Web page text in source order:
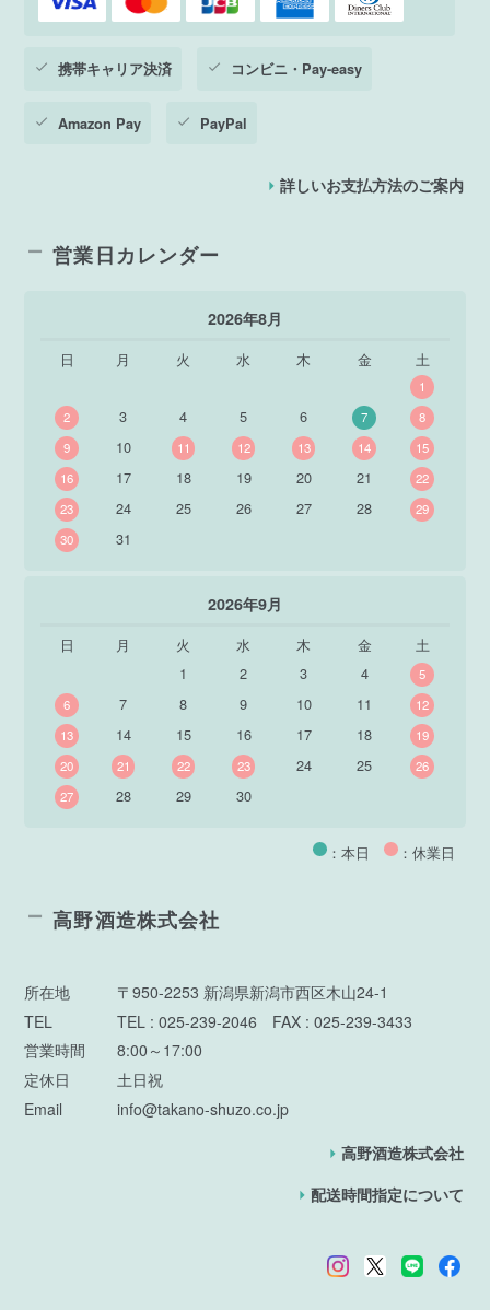
携帯キャリア決済 コンビニ・Pay-easy
Amazon Pay PayPal
詳しいお支払方法のご案内
営業日カレンダー
2026年8月
日 月 火 水 木 金 土
1
2
3 4 5 6 7
8
9
10 11 12 13 14
15
16
17 18 19 20 21
22
23
24 25 26 27 28
29
30
31
2026年9月
日 月 火 水 木 金
土
1
2 3 4
5
6
7 8 9 10 11
12
13
14 15 16 17 18
19
20
21 22 23 24 25
26
27
28 29 30
：本日 ：休業日
高野酒造株式会社
所在地
〒950-2253 新潟県新潟市西区木山24-1
TEL
TEL : 025-239-2046 FAX : 025-239-3433
営業時間
8:00～17:00
定休日
土日祝
Email
info@takano-shuzo.co.jp
高野酒造株式会社
配送時間指定について